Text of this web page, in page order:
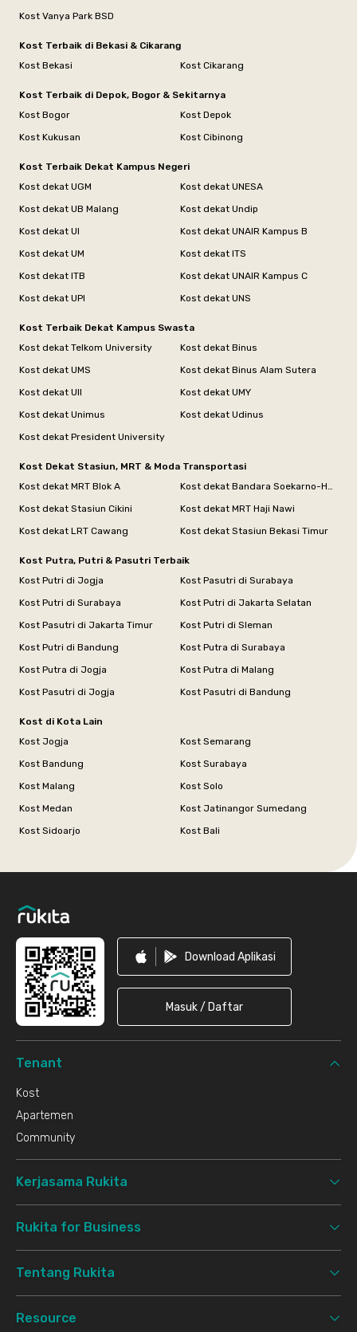
Kost Vanya Park BSD
Kost Terbaik di Bekasi & Cikarang
Kost Bekasi
Kost Cikarang
Kost Terbaik di Depok, Bogor & Sekitarnya
Kost Bogor
Kost Depok
Kost Kukusan
Kost Cibinong
Kost Terbaik Dekat Kampus Negeri
Kost dekat UGM
Kost dekat UNESA
Kost dekat UB Malang
Kost dekat Undip
Kost dekat UI
Kost dekat UNAIR Kampus B
Kost dekat UM
Kost dekat ITS
Kost dekat ITB
Kost dekat UNAIR Kampus C
Kost dekat UPI
Kost dekat UNS
Kost Terbaik Dekat Kampus Swasta
Kost dekat Telkom University
Kost dekat Binus
Kost dekat UMS
Kost dekat Binus Alam Sutera
Kost dekat UII
Kost dekat UMY
Kost dekat Unimus
Kost dekat Udinus
Kost dekat President University
Kost Dekat Stasiun, MRT & Moda Transportasi
Kost dekat MRT Blok A
Kost dekat Bandara Soekarno-Hatta
Kost dekat Stasiun Cikini
Kost dekat MRT Haji Nawi
Kost dekat LRT Cawang
Kost dekat Stasiun Bekasi Timur
Kost Putra, Putri & Pasutri Terbaik
Kost Putri di Jogja
Kost Pasutri di Surabaya
Kost Putri di Surabaya
Kost Putri di Jakarta Selatan
Kost Pasutri di Jakarta Timur
Kost Putri di Sleman
Kost Putri di Bandung
Kost Putra di Surabaya
Kost Putra di Jogja
Kost Putra di Malang
Kost Pasutri di Jogja
Kost Pasutri di Bandung
Kost di Kota Lain
Kost Jogja
Kost Semarang
Kost Bandung
Kost Surabaya
Kost Malang
Kost Solo
Kost Medan
Kost Jatinangor Sumedang
Kost Sidoarjo
Kost Bali
Download Aplikasi
Masuk / Daftar
Tenant
Kost
Apartemen
Community
Kerjasama Rukita
Rukita for Business
Tentang Rukita
Resource